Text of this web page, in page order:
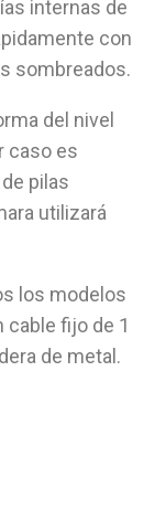
internas de
con
sombreados.
del nivel
caso es
pilas
utilizará
los modelos
cable fijo de 1
de metal.